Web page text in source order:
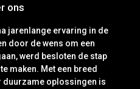
ons
jarenlange ervaring in de
door de wens om een
werd besloten de stap
maken. Met een breed
oplossingen is